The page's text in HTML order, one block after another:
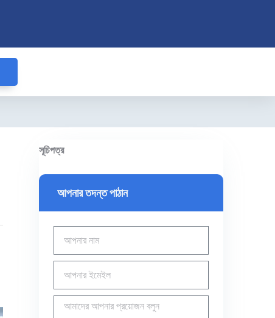
সূচিপত্র
আপনার তদন্ত পাঠান